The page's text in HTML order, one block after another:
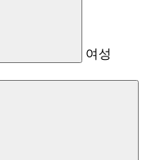
여성